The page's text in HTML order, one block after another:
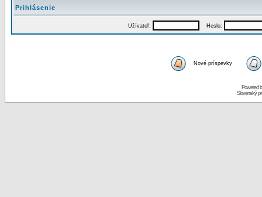
Prihlásenie
Užívateľ: Heslo:
Nové príspevky
Powered
Slovenský